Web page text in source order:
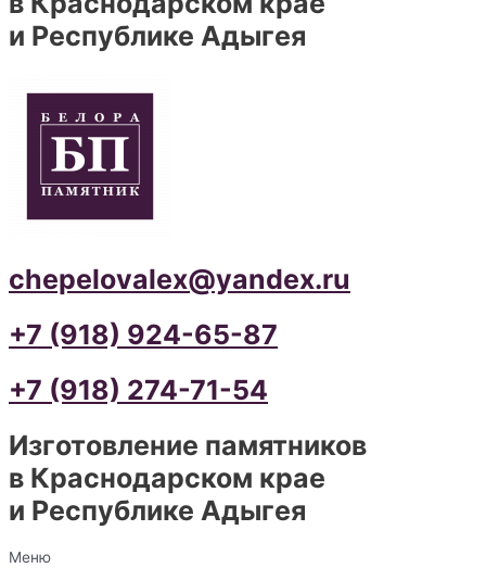
и Республике Адыгея
chepelovalex@yandex.ru
+7 (918) 924-65-87
+7 (918) 274-71-54
Изготовление памятников
в Краснодарском крае
и Республике Адыгея
Меню